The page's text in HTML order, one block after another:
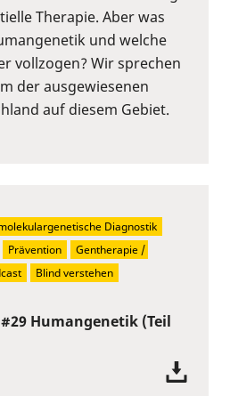
Therapie. Aber was
und welche
vollzogen? Wir sprechen
der ausgewiesenen
auf diesem Gebiet.
Humangenetik (Teil
Diagnostik
Prävention
Gentherapie /
Blind verstehen